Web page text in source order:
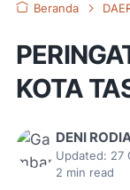
Beranda
KOTA
DENI
Updated: 27
2 min read